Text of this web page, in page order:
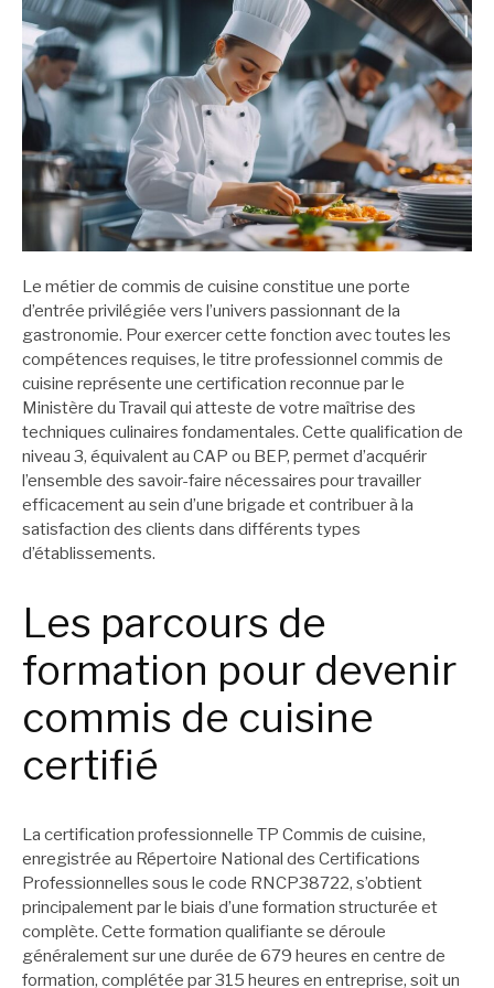
Le métier de commis de cuisine constitue une porte
d’entrée privilégiée vers l’univers passionnant de la
gastronomie. Pour exercer cette fonction avec toutes les
compétences requises, le titre professionnel commis de
cuisine représente une certification reconnue par le
Ministère du Travail qui atteste de votre maîtrise des
techniques culinaires fondamentales. Cette qualification de
niveau 3, équivalent au CAP ou BEP, permet d’acquérir
l’ensemble des savoir-faire nécessaires pour travailler
efficacement au sein d’une brigade et contribuer à la
satisfaction des clients dans différents types
d’établissements.
Les parcours de
formation pour devenir
commis de cuisine
certifié
La certification professionnelle TP Commis de cuisine,
enregistrée au Répertoire National des Certifications
Professionnelles sous le code RNCP38722, s’obtient
principalement par le biais d’une formation structurée et
complète. Cette formation qualifiante se déroule
généralement sur une durée de 679 heures en centre de
formation, complétée par 315 heures en entreprise, soit un